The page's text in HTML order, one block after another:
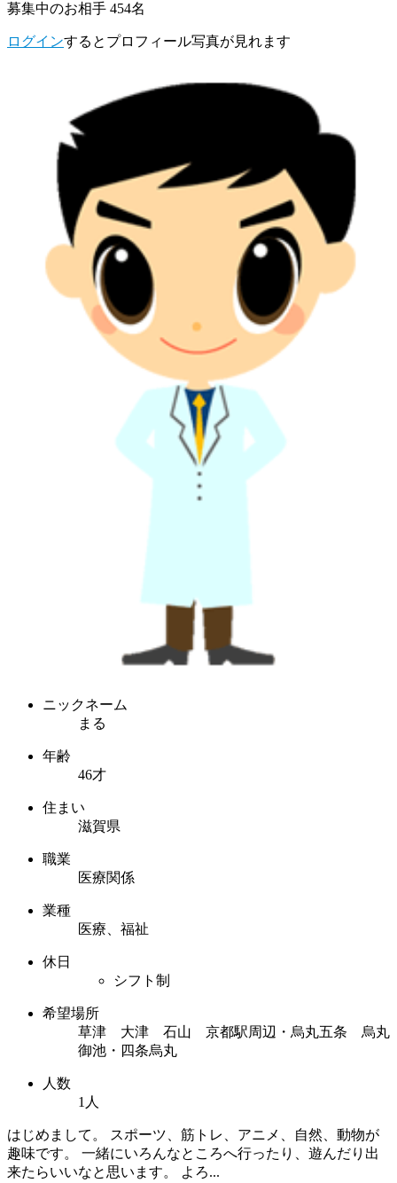
募集中のお相手 454名
ログインするとプロフィール写真が見れます
ニックネーム
まる
年齢
46才
住まい
滋賀県
職業
医療関係
業種
医療、福祉
休日
シフト制
希望場所
草津 大津 石山 京都駅周辺・烏丸五条 烏丸
御池・四条烏丸
人数
1人
はじめまして。 スポーツ、筋トレ、アニメ、自然、動物が
趣味です。 一緒にいろんなところへ行ったり、遊んだり出
来たらいいなと思います。 よろ...